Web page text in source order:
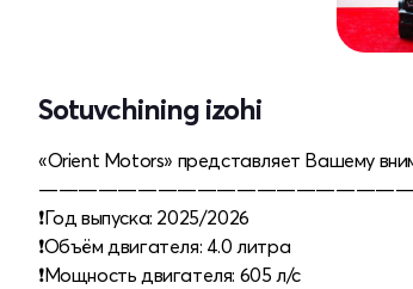
Sotuvchining izohi
«Orient Motors» представляет Вашему
❗️Год выпуска: 2025/2026
❗️Объём двигателя: 4.0 литра
❗️Мощность двигателя: 605 л/с